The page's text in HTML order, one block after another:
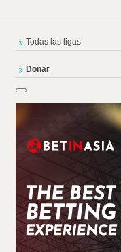
Todas las ligas
Donar